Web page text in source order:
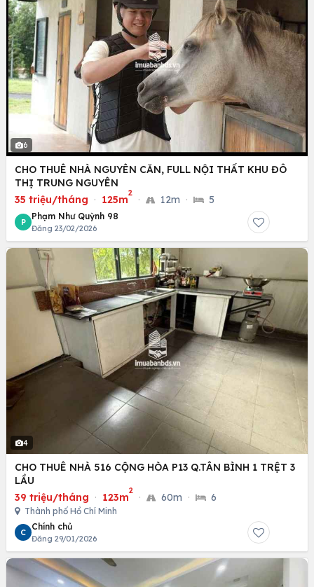
6
CHO THUÊ NHÀ NGUYÊN CĂN, FULL NỘI THẤT KHU ĐÔ
THỊ TRUNG NGUYÊN
35 triệu/tháng · 125m
2
· 12m · 5
P
Phạm Như Quỳnh 98
Đăng 23/02/2026
4
CHO THUÊ NHÀ 516 CỘNG HÒA P13 Q.TÂN BÌNH 1 TRỆT 3
LẦU
39 triệu/tháng · 123m
2
· 60m · 6
Thành phố Hồ Chí Minh
C
Chính chủ
Đăng 29/01/2026